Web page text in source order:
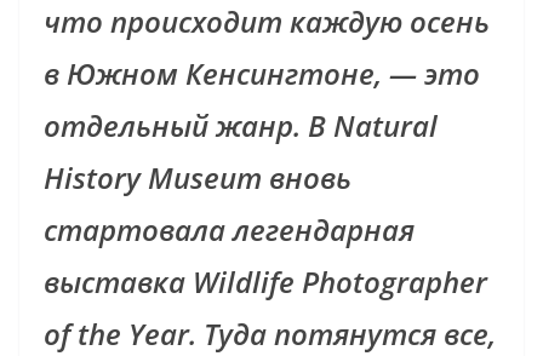
что происходит каждую осень
в Южном Кенсингтоне, — это
отдельный жанр. В Natural
History Museum вновь
стартовала легендарная
выставка Wildlife Photographer
of the Year. Туда потянутся все,